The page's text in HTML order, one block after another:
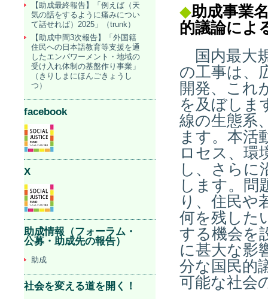
◆助成事業
的議論によ
国内最大
の工事は、
開発、これ
を及ぼしま
線の生態系
ます。本活
ロセス、環
し、さらに
します。問
り、住民や
何を残した
する機会を
に甚大な影
分な国民的
可能な社会
【助成最終報告】「例えば（天
気の話をするように痛みについ
て話せれば）2025」（trunk）
【助成中間3次報告】「外国籍
住民への日本語教育等支援を通
したエンパワーメント・地域の
受け入れ体制の基盤作り事業」
（きりしまにほんごきょうし
つ）
facebook
X
助成情報（フォーラム・
公募・助成先の報告）
助成
社会を変える道を開く！